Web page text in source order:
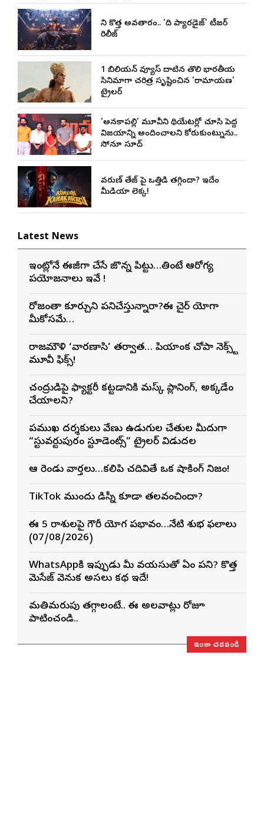
నాని కొత్త అవతారం.. ‘ది ప్యారడైజ్’ టీజర్
రిలీజ్
1 బిలియన్ వ్యూస్ దాటిన తొలి భారతీయ
సినిమాగా చరిత్ర సృష్టించిన ‘రామాయణ’
ట్రైలర్
‘అనకాపల్లి’ మూవీని థియేటర్లో చూసి పెద్ద
విజయాన్ని అందించాలని కోరుకుంటున్నాను..
సోనూ సూద్
వరుణ్ తేజ్‌ పై ఒత్తిడి తగ్గిందా? ఇదేం
మీడియా లెక్క!
Latest News
ఇంట్లోనే ఈజీగా చేసే జొన్న పిట్టు…తింటే ఆరోగ్య
ప్రయోజనాలు ఇవే !
రోజంతా కూర్చుని పనిచేస్తున్నారా?ఈ చైర్ యోగా
మీకోసమే…
రాజమౌళి ‘వారణాసి’ తర్వాత… ప్రియాంక చోప్రా నెక్స్ట్
మూవీ ఫిక్స్!
చంద్రుడిపై ఫ్యాక్టరీ కట్టడానికి మస్క్ ప్లానింగ్, అక్కడేం
చేయాలని?
ప్రముఖ దర్శకులు వేణు ఉడుగుల చేతుల మీదుగా
“స్టువర్టుపురం స్టూడెంట్స్” ట్రైలర్ విడుదల
ఆ రెండు వార్తలు…కలిపి చదివితే ఒక షాకింగ్ నిజం!
TikTok ముందు డిస్నీ కూడా తలవంచిందా?
ఈ 5 రాశులపై గౌరీ యోగ ప్రభావం…నేటి శుభ ఫలాలు
(07/08/2026)
WhatsAppకి ఇప్పుడు మీ వయసుతో ఏం పని? కొత్త
మెసేజ్ వెనుక అసలు కథ ఇదే!
మతిమరుపు తగ్గాలంటే.. ఈ అలవాట్లు రోజూ
పాటించండి..
ఇంకా చదవండి